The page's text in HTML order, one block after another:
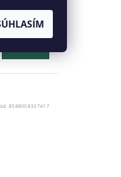
súčasť
8588008337417